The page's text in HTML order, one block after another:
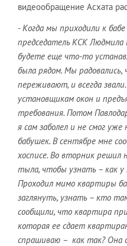
видеообращение Асхата
- Когда мы приходили к
председатель КСК
будете еще что-то
была рядом. Мы
переживают, и всегда
установщикам окон и
требования. Потом
я сам заболел и не смог
бабушек. В сентябре мне
хосписе. Во вторник
тыла, чтобы узнать – как
Проходил мимо квартиры
заглянуть, узнать – кто
сообщили, что квартира
которая ее сдает
спрашиваю – как так? Она